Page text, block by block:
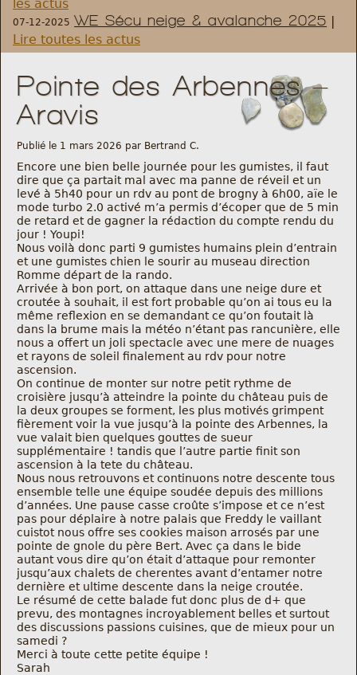
Règlement et statuts
Modalités d’inscriptions
Cartes découvertes
Comité Directeur
Frais kilométriques
Formation
Infos contact
Nous contacter
Nous trouver
Comment être informé des sorties
Programme
Crazy Gums
Rechercher
les actus
07-12-2025 WE Sécu neige & avalanche 2025 |
Lire toutes les actus
Pointe des Arbennes –
Aravis
Publié le 1 mars 2026 par Bertrand C.
Encore une bien belle journée pour les gumistes, il faut
dire que ça partait mal avec ma panne de réveil et un
levé à 5h40 pour un rdv au pont de brogny à 6h00, aïe le
mode turbo 2.0 activé m’a permis d’écoper que de 5 min
de retard et de gagner la rédaction du compte rendu du
jour ! Youpi!
Nous voilà donc parti 9 gumistes humains plein d’entrain
et une gumistes chien le sourir au museau direction
Romme départ de la rando.
Arrivée à bon port, on attaque dans une neige dure et
croutée à souhait, il est fort probable qu’on ai tous eu la
même reflexion en se demandant ce qu’on foutait là
dans la brume mais la météo n’étant pas rancunière, elle
nous a offert un joli spectacle avec une mere de nuages
et rayons de soleil finalement au rdv pour notre
ascension.
On continue de monter sur notre petit rythme de
croisière jusqu’à atteindre la pointe du château puis de
la deux groupes se forment, les plus motivés grimpent
fièrement voir la vue jusqu’à la pointe des Arbennes, la
vue valait bien quelques gouttes de sueur
supplémentaire ! tandis que l’autre partie finit son
ascension à la tete du château.
Nous nous retrouvons et continuons notre descente tous
ensemble telle une équipe soudée depuis des millions
d’années. Une pause casse croûte s’impose et ce n’est
pas pour déplaire à notre palais que Freddy le vaillant
cuistot nous offre ses cookies maison arrosés par une
pointe de gnole du père Bert. Avec ça dans le bide
autant vous dire qu’on était d’attaque pour remonter
jusqu’aux chalets de cherentes avant d’entamer notre
dernière et ultime descente dans la neige croutée.
Le résumé de cette balade fut donc plus de d+ que
prevu, des montagnes incroyablement belles et surtout
des discussions passions cuisines, que de mieux pour un
samedi ?
Merci à toute cette petite équipe !
Sarah